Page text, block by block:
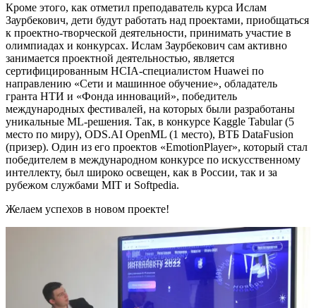
Кроме этого, как отметил преподаватель курса Ислам
Заурбекович, дети будут работать над проектами, приобщаться
к проектно-творческой деятельности, принимать участие в
олимпиадах и конкурсах. Ислам Заурбекович сам активно
занимается проектной деятельностью, является
сертифицированным HCIA-специалистом Huawei по
направлению «Сети и машинное обучение», обладатель
гранта НТИ и «Фонда инноваций», победитель
международных фестивалей, на которых были разработаны
уникальные ML-решения. Так, в конкурсе Kaggle Tabular (5
место по миру), ODS.AI OpenML (1 место), ВТБ DataFusion
(призер). Один из его проектов «EmotionPlayer», который стал
победителем в международном конкурсе по искусственному
интеллекту, был широко освещен, как в России, так и за
рубежом службами MIT и Softpedia.
Желаем успехов в новом проекте!